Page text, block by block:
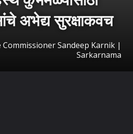
अभेद्य सुरक्षाकवच
Commissioner Sandeep Karnik |
Sarkarnama